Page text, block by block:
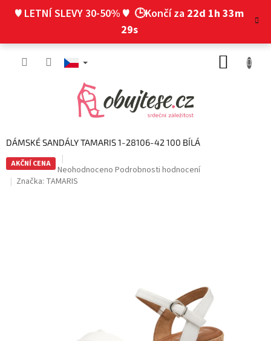
♥ LETNÍ SLEVY 30-50% ♥ 🕒Končí za 22d 1h 33m
29s
DÁMSKÉ SANDÁLY TAMARIS 1-28106-42 100 BÍLÁ
AKČNÍ CENA
Průměrné
hodnocení
Neohodnoceno Podrobnosti hodnocení
Značka: TAMARIS